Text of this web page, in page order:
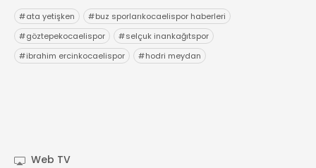
#ata yetişken #buz sporlarıkocaelispor haberleri
#göztepekocaelispor #selçuk inankağıtspor
#ibrahim ercinkocaelispor #hodri meydan
Web TV